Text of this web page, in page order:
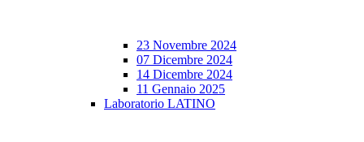
23 Novembre 2024
07 Dicembre 2024
14 Dicembre 2024
11 Gennaio 2025
Laboratorio LATINO